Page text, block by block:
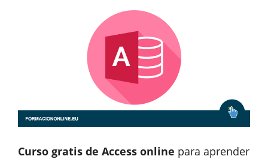
Curso gratis de Access online para aprender